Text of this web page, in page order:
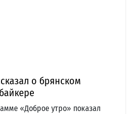
о брянском
«Доброе утро» показал